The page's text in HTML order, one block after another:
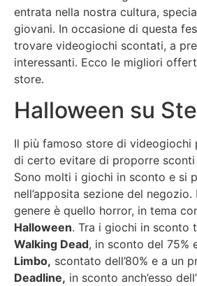
entrata nella nostra cultura,
giovani. In occasione di questa
trovare videogiochi scontati, a
interessanti. Ecco le migliori
store.
Halloween su
Il più famoso store di videogiochi
di certo evitare di proporre
Sono molti i giochi in sconto e si
nell’apposita sezione del
genere è quello horror, in tema
Halloween. Tra i giochi in sconto
Walking Dead, in sconto del 75%
Limbo, scontato dell’80% e a un
Deadline, in sconto anch’esso